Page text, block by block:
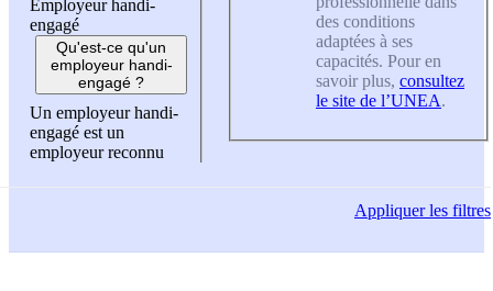
Employeur handi-
engagé
Qu'est-ce qu'un
employeur handi-
engagé ?
Un employeur handi-
engagé est un
employeur reconnu
des conditions
adaptées à ses
capacités. Pour en
savoir plus, consultez
le site de l’UNEA.
Appliquerles filtres